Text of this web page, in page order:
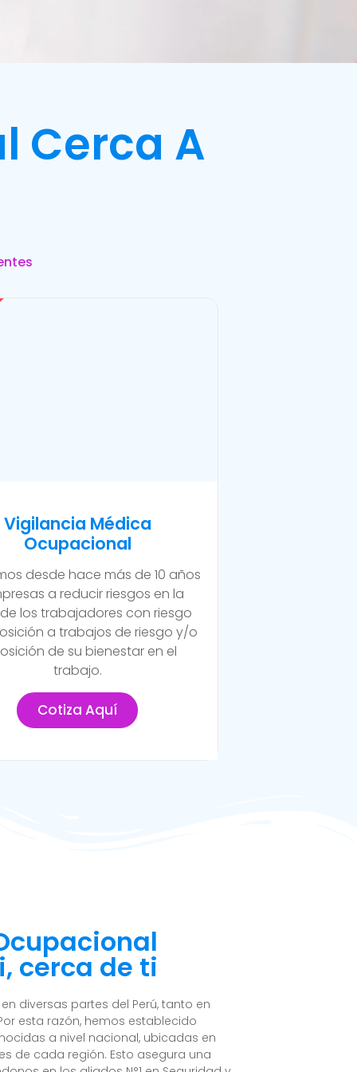
Cerca A
Vigilancia Médica
Ocupacional
desde hace más de 10 años
a reducir riesgos en la
los trabajadores con riesgo
a trabajos de riesgo y/o
de su bienestar en el
trabajo.
Cotiza Aquí
cerca de ti
diversas partes del Perú, tanto en
esta razón, hemos establecido
a nivel nacional, ubicadas en
de cada región. Esto asegura una